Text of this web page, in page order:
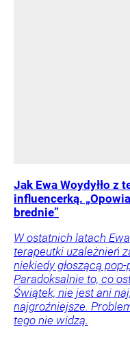
Jak Ewa Woydyłło z
influencerką.
brednie”
W ostatnich latach
terapeutki uzależnień
niekiedy głoszącą
Paradoksalnie to, co
Świątek, nie jest ani
najgroźniejsze.
tego nie widzą.